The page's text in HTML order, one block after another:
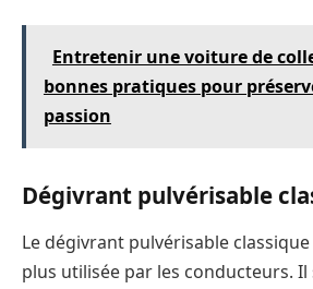
Entretenir une voiture de
bonnes pratiques pour
passion
Dégivrant pulvérisable
Le dégivrant pulvérisable
plus utilisée par les conducteurs. Il